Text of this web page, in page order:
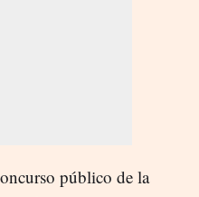
público de la